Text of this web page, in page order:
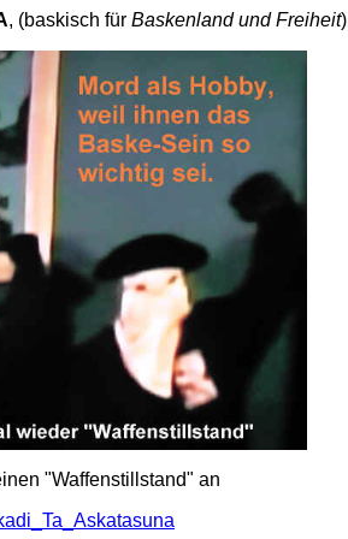
, (baskisch für Baskenland und Freiheit)
"Waffenstillstand" an